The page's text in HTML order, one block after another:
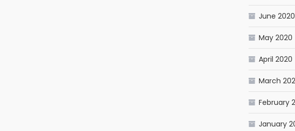
June 2020
May 2020
April 2020
March
February
January